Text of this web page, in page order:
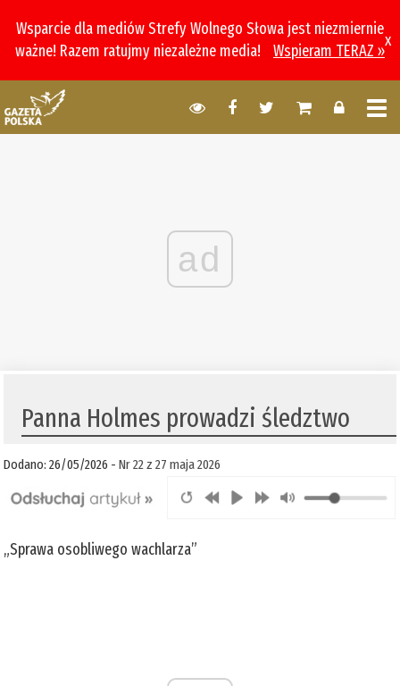
Wsparcie dla mediów Strefy Wolnego Słowa jest niezmiernie
ważne! Razem ratujmy niezależne media!
Wspieram TERAZ »
x
ad
Panna Holmes prowadzi śledztwo
Dodano: 26/05/2026 -Nr 22 z 27 maja 2026
„Sprawa osobliwego wachlarza”